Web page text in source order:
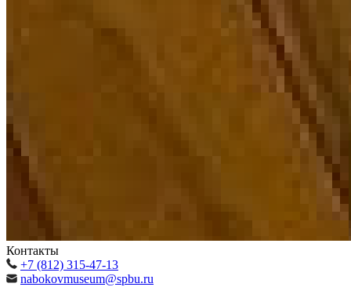
Контакты
+7 (812) 315-47-13
nabokovmuseum@spbu.ru